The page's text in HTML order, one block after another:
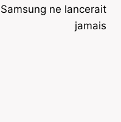
Samsung ne lancerait
jamais